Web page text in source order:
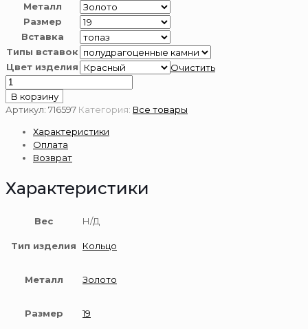
Металл
Размер
Вставка
Типы вставок
Цвет изделия
Очистить
Количество
товара
Кольцо
золота
пробы
топазом
В корзину
Артикул: 716597 Категория: Все товары
Характеристики
Оплата
Возврат
Характеристики
Вес Н/Д
Тип изделия Кольцо
Металл Золото
Размер 19